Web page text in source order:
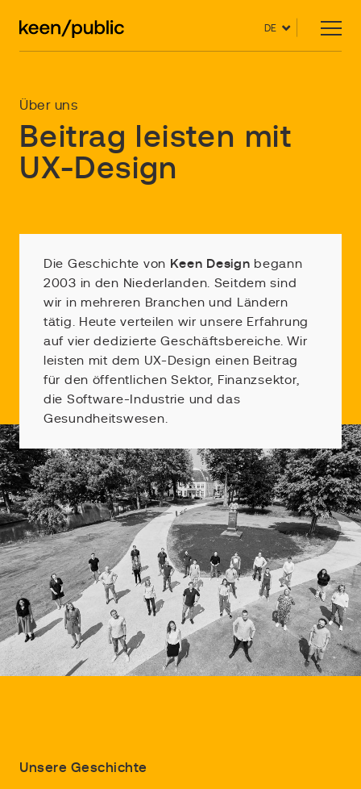
DE
Über uns
Beitrag leisten mit
UX-Design
Die Geschichte von Keen Design begann
2003 in den Niederlanden. Seitdem sind
wir in mehreren Branchen und Ländern
tätig. Heute verteilen wir unsere Erfahrung
auf vier dedizierte Geschäftsbereiche. Wir
leisten mit dem UX-Design einen Beitrag
für den öffentlichen Sektor, Finanzsektor,
die Software-Industrie und das
Gesundheitswesen.
Unsere Geschichte